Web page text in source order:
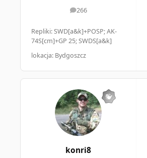
266
odpowiedzi
Repliki: SWD[a&k]+POSP; AK-
74S[cm]+GP 25; SWDS[a&k]
lokacja: Bydgoszcz
konri8